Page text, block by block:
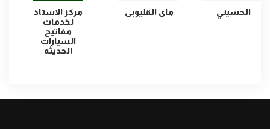
مركز الاستاذ
لخدمات
مفاتيح
السيارات
الحديثه
ماى القليوبى الحسيني